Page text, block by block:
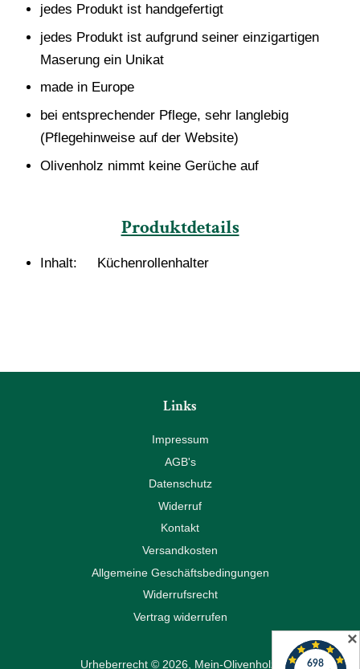
jedes Produkt ist handgefertigt
jedes Produkt ist aufgrund seiner einzigartigen
Maserung ein Unikat
made in Europe
bei entsprechender Pflege, sehr langlebig
(Pflegehinweise auf der Website)
Olivenholz nimmt keine Gerüche auf
Produktdetails
Inhalt: Küchenrollenhalter
Links
Impressum
AGB's
Datenschutz
Widerruf
Kontakt
Versandkosten
Allgemeine Geschäftsbedingungen
Widerrufsrecht
Vertrag widerrufen
Urheberrecht © 2026, Mein-Olivenholz
✕